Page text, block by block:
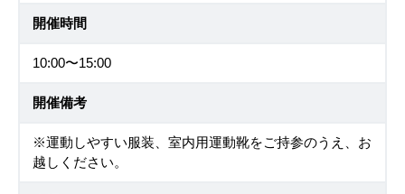
開催時間
10:00〜15:00
開催備考
※運動しやすい服装、室内用運動靴をご持参のうえ、お
越しください。